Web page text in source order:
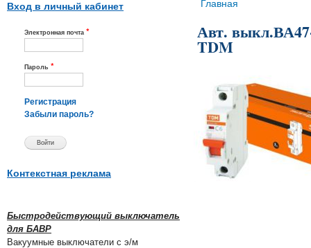
Вход в личный кабинет
Электронная почта *
Пароль *
Регистрация
Забыли пароль?
Контекстная реклама
Быстродействующий выключатель
для БАВР
Вакуумные выключатели с э/м
Вы здесь
Главная
Авт.
TDM